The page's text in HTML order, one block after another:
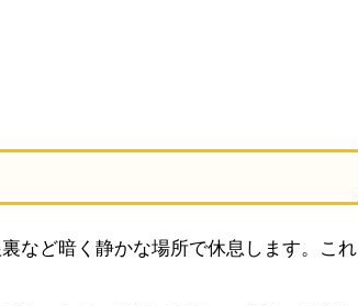
など暗く静かな場所で休息します。これ